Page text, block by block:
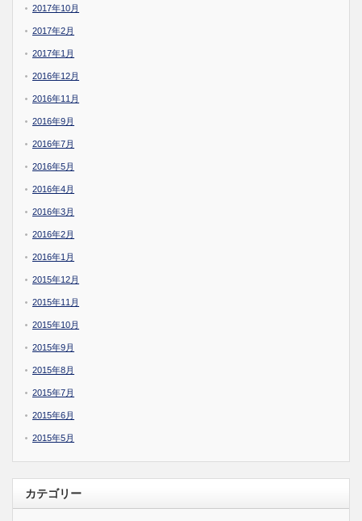
2017年10月
2017年2月
2017年1月
2016年12月
2016年11月
2016年9月
2016年7月
2016年5月
2016年4月
2016年3月
2016年2月
2016年1月
2015年12月
2015年11月
2015年10月
2015年9月
2015年8月
2015年7月
2015年6月
2015年5月
カテゴリー